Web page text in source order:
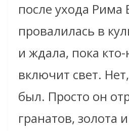
после ухода Рима
провалилась в
и ждала, пока
включит свет.
был. Просто он
гранатов, золота и